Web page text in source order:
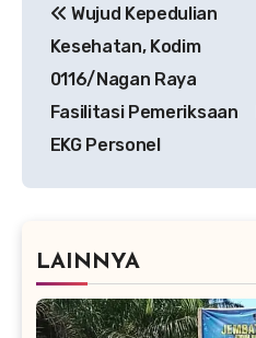
pos
Wujud Kepedulian
Kesehatan, Kodim
0116/Nagan Raya
Fasilitasi Pemeriksaan
EKG Personel
LAINNYA